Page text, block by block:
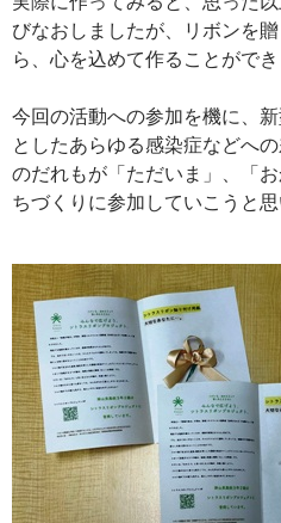
びなおしましたが、リボンを
ら、心を込めて作ることができ
今回の活動への参加を機に、
としたあらゆる感染症などへ
のだれもが「ただいま」、「
ちづくりに参加していこうと思